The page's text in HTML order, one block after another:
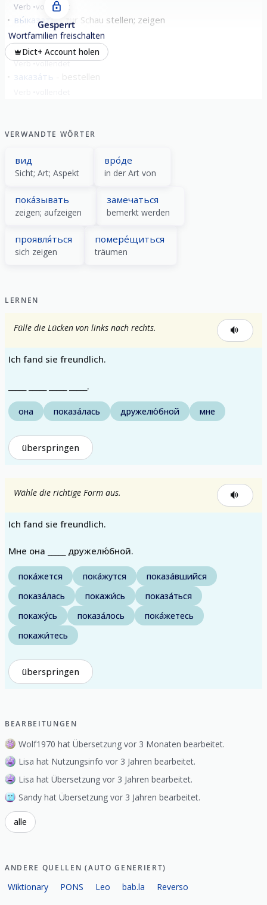
Verb vollendet
вы́казать zur Schau stellen; zeigen
Verb vollendet
доказа́ть beweisen
Verb vollendet
заказа́ть
Gesperrt
Wortfamilien freischalten
Dict+ Account holen
VERWANDTE WÖRTER
вид
Sicht; Art; Aspekt
вро́де
in der Art von
пока́зывать
zeigen; aufzeigen
замечаться
bemerkt werden
проявля́ться
sich zeigen
помере́щиться
träumen
LERNEN
Fülle die Lücken von links nach rechts.
Ich fand sie freundlich.
_____ _____ _____ _____.
она показа́лась дружелю́бной мне
überspringen
Wähle die richtige Form aus.
Ich fand sie freundlich.
Мне она _____ дружелю́бной.
пока́жется пока́жутся
показа́вшийся
показа́лась
покажи́сь
показа́ться
покажу́сь
показа́лось
пока́жетесь
покажи́тесь
überspringen
BEARBEITUNGEN
Wolf1970 hat Übersetzung vor 3 Monaten bearbeitet.
Lisa hat Nutzungsinfo vor 3 Jahren bearbeitet.
Lisa hat Übersetzung vor 3 Jahren bearbeitet.
Sandy hat Übersetzung vor 3 Jahren bearbeitet.
alle
ANDERE QUELLEN (AUTO GENERIERT)
Wiktionary PONS Leo bab.la Reverso